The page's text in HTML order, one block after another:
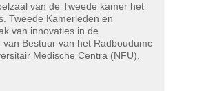
van de Tweede kamer het
Tweede Kamerleden en
van innovaties in de
Bestuur van het Radboudumc
Medische Centra (NFU),